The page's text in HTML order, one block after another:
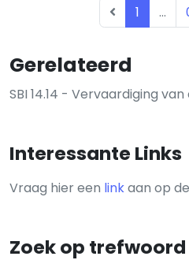
Gerelateerd
SBI 14.14 - Vervaardiging
Interessante Links
Vraag hier een linkaan op
Zoek op trefwoord
1 ...